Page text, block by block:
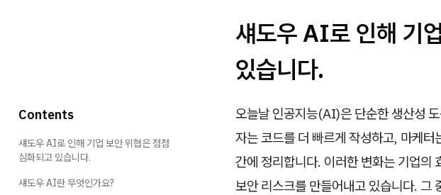
섀도우 AI로 인해 기
있습니다.
오늘날 인공지능(AI)은 단순한 생산성
자는 코드를 더 빠르게 작성하고, 마케
간에 정리합니다. 이러한 변화는 기업의
보안 리스크를 만들어내고 있습니다.
Contents
섀도우 AI로 인해 기업 보안 위협은 점점
심화되고 있습니다.
섀도우 AI란 무엇인가요?